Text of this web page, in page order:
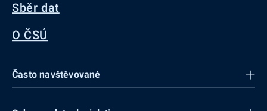
Sběr dat
O ČSÚ
Často navštěvované